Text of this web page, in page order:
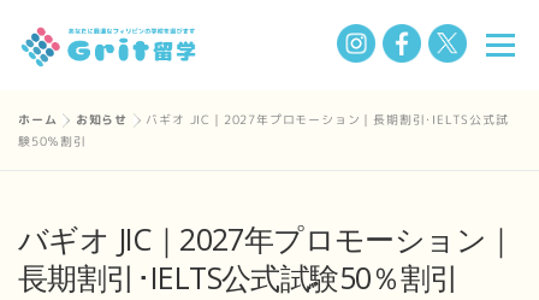
ツ
キ
ッ
メニ
選ばれる理由
学校一覧 Q&A 私たちについて お知らせ
ホーム » お知らせ » バギオ JIC｜2027年プロモーション｜長期割引･IELTS公式試
験50％割引
バギオ JIC｜2027年プロモーション｜
長期割引･IELTS公式試験50％割引